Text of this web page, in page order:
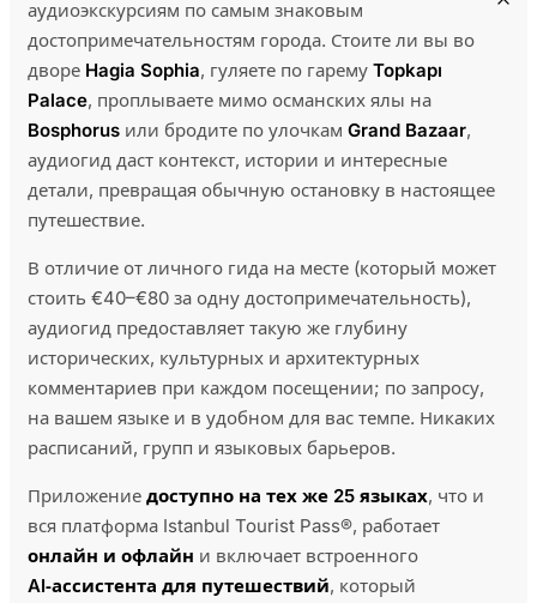
аудиоэкскурсиям по самым знаковым
достопримечательностям города. Стоите ли вы во
дворе Hagia Sophia, гуляете по гарему Topkapı
Palace, проплываете мимо османских ялы на
Bosphorus или бродите по улочкам Grand Bazaar,
аудиогид даст контекст, истории и интересные
детали, превращая обычную остановку в настоящее
путешествие.
В отличие от личного гида на месте (который может
стоить €40–€80 за одну достопримечательность),
аудиогид предоставляет такую же глубину
исторических, культурных и архитектурных
комментариев при каждом посещении; по запросу,
на вашем языке и в удобном для вас темпе. Никаких
расписаний, групп и языковых барьеров.
Приложение доступно на тех же 25 языках, что и
вся платформа Istanbul Tourist Pass®, работает
онлайн и офлайн и включает встроенного
AI‑ассистента для путешествий, который